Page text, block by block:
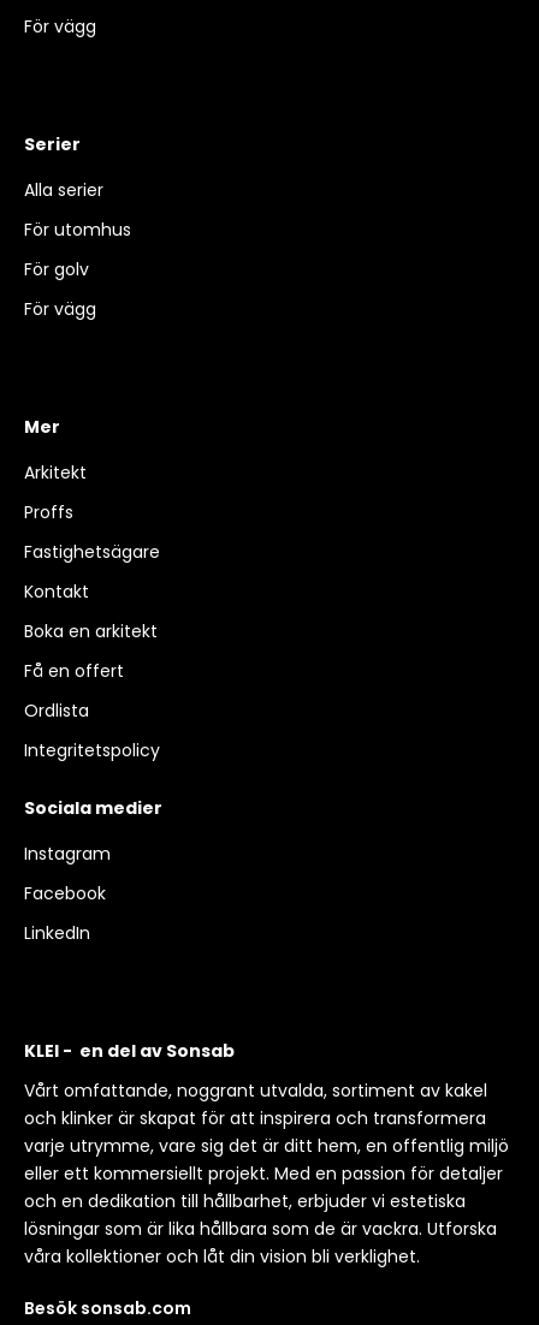
För vägg
Serier
Alla serier
För utomhus
För golv
För vägg
Mer
Arkitekt
Proffs
Fastighetsägare
Kontakt
Boka en arkitekt
Få en offert
Ordlista
Integritetspolicy
Sociala medier
Instagram
Facebook
LinkedIn
KLEI - en del av Sonsab
Vårt omfattande, noggrant utvalda, sortiment av kakel
och klinker är skapat för att inspirera och transformera
varje utrymme, vare sig det är ditt hem, en offentlig miljö
eller ett kommersiellt projekt. Med en passion för detaljer
och en dedikation till hållbarhet, erbjuder vi estetiska
lösningar som är lika hållbara som de är vackra. Utforska
våra kollektioner och låt din vision bli verklighet.
Besök sonsab.com